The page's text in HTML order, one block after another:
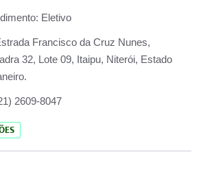
Eletivo
Francisco da Cruz Nunes,
32, Lote 09, Itaipu, Niterói, Estado
2609-8047